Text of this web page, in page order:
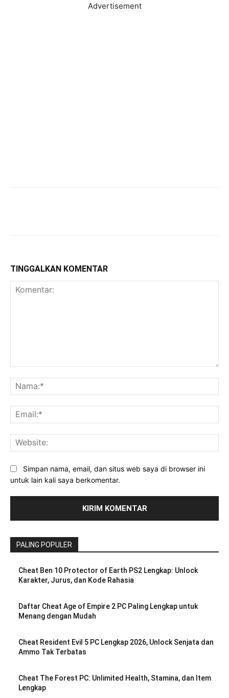
Advertisement
TINGGALKAN KOMENTAR
Simpan nama, email, dan situs web saya di browser ini
untuk lain kali saya berkomentar.
PALING POPULER
Cheat Ben 10 Protector of Earth PS2 Lengkap: Unlock
Karakter, Jurus, dan Kode Rahasia
Daftar Cheat Age of Empire 2 PC Paling Lengkap untuk
Menang dengan Mudah
Cheat Resident Evil 5 PC Lengkap 2026, Unlock Senjata dan
Ammo Tak Terbatas
Cheat The Forest PC: Unlimited Health, Stamina, dan Item
Lengkap